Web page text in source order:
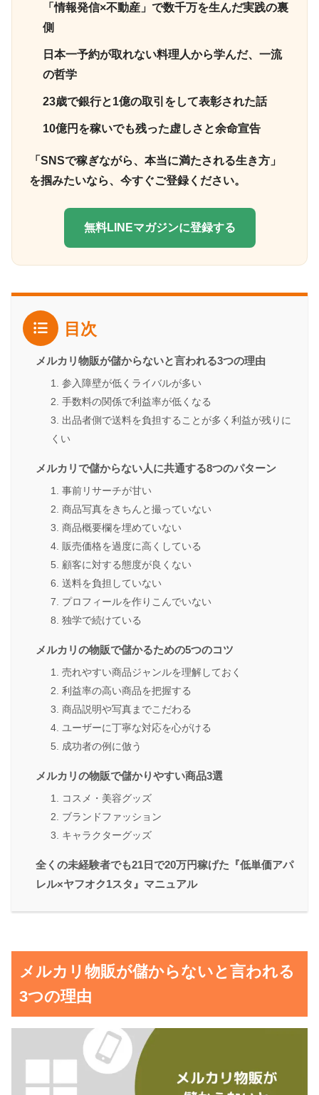
「情報発信×不動産」で数千万を生んだ実践の裏
側
日本一予約が取れない料理人から学んだ、一流
の哲学
23歳で銀行と1億の取引をして表彰された話
10億円を稼いでも残った虚しさと余命宣告
「SNSで稼ぎながら、本当に満たされる生き方」
を掴みたいなら、今すぐご登録ください。
無料LINEマガジンに登録する
目次
メルカリ物販が儲からないと言われる3つの理由
1. 参入障壁が低くライバルが多い
2. 手数料の関係で利益率が低くなる
3. 出品者側で送料を負担することが多く利益が残りに
くい
メルカリで儲からない人に共通する8つのパターン
1. 事前リサーチが甘い
2. 商品写真をきちんと撮っていない
3. 商品概要欄を埋めていない
4. 販売価格を過度に高くしている
5. 顧客に対する態度が良くない
6. 送料を負担していない
7. プロフィールを作りこんでいない
8. 独学で続けている
メルカリの物販で儲かるための5つのコツ
1. 売れやすい商品ジャンルを理解しておく
2. 利益率の高い商品を把握する
3. 商品説明や写真までこだわる
4. ユーザーに丁寧な対応を心がける
5. 成功者の例に倣う
メルカリの物販で儲かりやすい商品3選
1. コスメ・美容グッズ
2. ブランドファッション
3. キャラクターグッズ
全くの未経験者でも21日で20万円稼げた『低単価アパ
レル×ヤフオク1スタ』マニュアル
メルカリ物販が儲からないと言われる
3つの理由